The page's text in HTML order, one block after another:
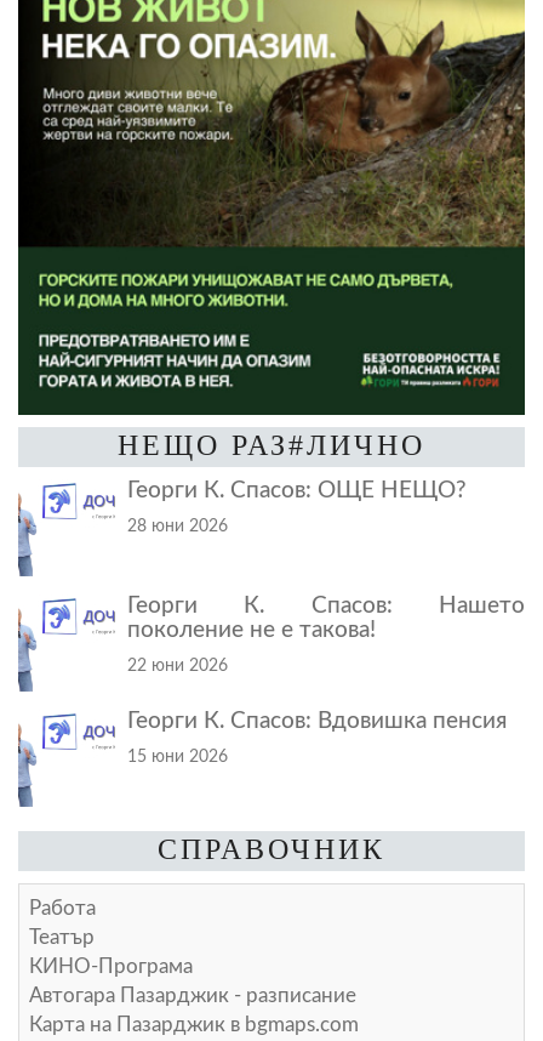
НЕЩО РАЗ#ЛИЧНО
Георги К. Спасов: ОЩЕ НЕЩО?
28 юни 2026
Георги К. Спасов: Нашето
поколение не е такова!
22 юни 2026
Георги К. Спасов: Вдовишка пенсия
15 юни 2026
СПРАВОЧНИК
Работа
Театър
КИНО-Програма
Автогара Пазарджик - разписание
Карта на Пазарджик в bgmaps.com